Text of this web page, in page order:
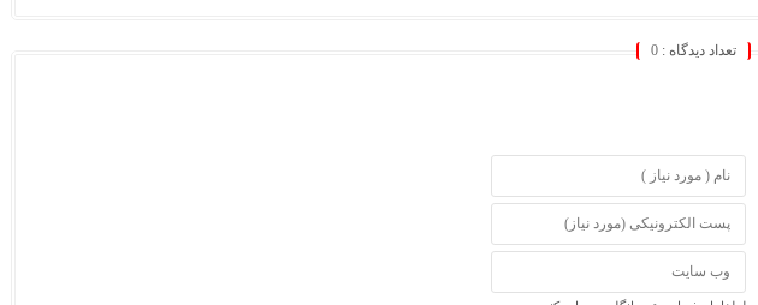
تعداد دیدگاه : 0